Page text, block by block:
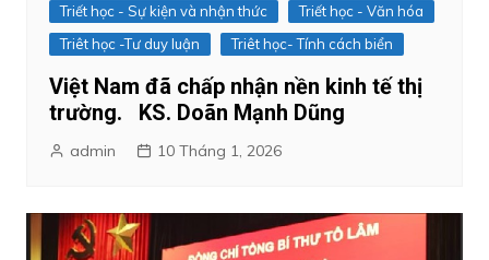
Triết học - Sự kiện và nhận thức
Triết học - Văn hóa
Triêt học -Tư duy luận
Triêt học- Tính cách biển
Việt Nam đã chấp nhận nền kinh tế thị
trường. KS. Doãn Mạnh Dũng
admin 10 Tháng 1, 2026